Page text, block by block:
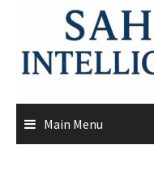
content
Main Menu